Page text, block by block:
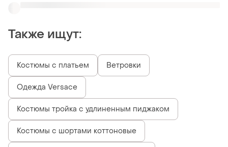
Также ищут:
Костюмы с платьем Ветровки
Одежда Versace
Костюмы тройка с удлиненным пиджаком
Костюмы с шортами коттоновые